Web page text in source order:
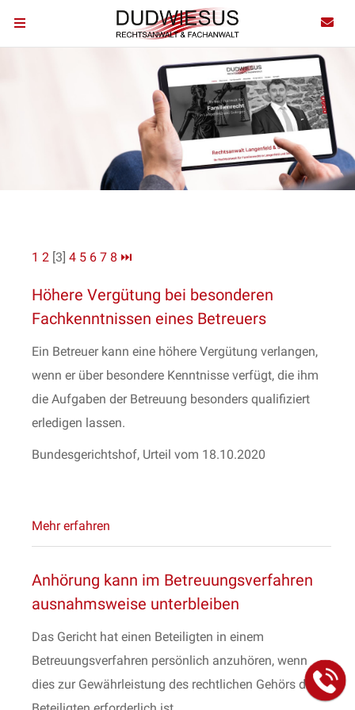
1 2 [3] 4 5 6 7 8 ⏭
Höhere Vergütung bei besonderen
Fachkenntnissen eines Betreuers
Ein Betreuer kann eine höhere Vergütung verlangen,
wenn er über besondere Kenntnisse verfügt, die ihm
die Aufgaben der Betreuung besonders qualifiziert
erledigen lassen.
Bundesgerichtshof, Urteil vom 18.10.2020
Mehr erfahren
Anhörung kann im Betreuungsverfahren
ausnahmsweise unterbleiben
Das Gericht hat einen Beteiligten in einem
Betreuungsverfahren persönlich anzuhören, wenn
dies zur Gewährleistung des rechtlichen Gehörs des